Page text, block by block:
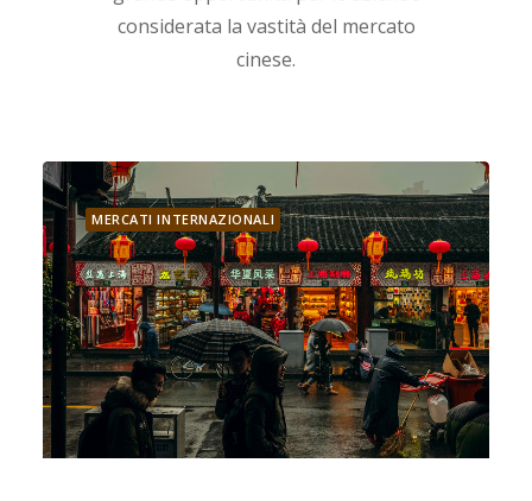
considerata la vastità del mercato
cinese.
MERCATI INTERNAZIONALI